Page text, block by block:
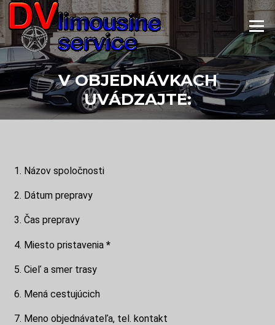
Menu
V OBJEDNÁVKACH
UVÁDZAJTE:
1. Názov spoločnosti
2. Dátum prepravy
3. Čas prepravy
4. Miesto pristavenia*
5. Cieľ a smer trasy
6. Mená cestujúcich
7. Meno objednávateľa, tel. kontakt